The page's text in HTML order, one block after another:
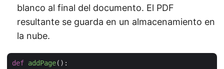
blanco al final del documento. El PDF
resultante se guarda en un almacenamiento en
la nube.
def addPage():